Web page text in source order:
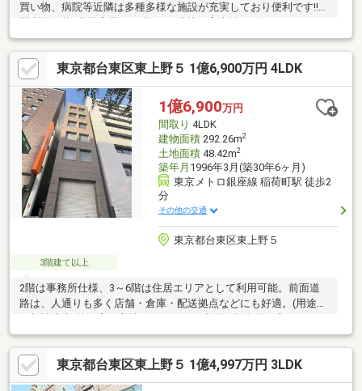
買い物、病院等近隣は多種多様な施設が充実しており便利です!!3
ームしたい方に♪（費用は買主様の負担になります。)◇◆◇チェ
ックポイント◇◆◇●稲荷町駅徒歩2分の駅近●上野駅徒歩7分の駅
近●前面道路の幅員が約8ｍ●バルコニー付●1Ｆに土間●収納付●勝
手口あり●居住用にも倉庫としてもセンチュリー２１加盟店の株
式会社クレール不動産です。不動産のご購入からお住み替えご売
却のご相談まで幅広くご対応させて頂きます！是非、お問い合わ
せください！
東京都台東区東上野５ 1億6,900万円 4LDK
1億6,900万円
間取り 4LDK
建物面積292.26m2
土地面積48.42m2
築年月 1996年3月(築30年6ヶ月)
東京メトロ銀座線 稲荷町駅 徒歩2
分
その他の交通
東京都台東区東上野５
3階建て以上
2階は事務所仕様、3～6階は住居エリアとして利用可能。前面道
路は、人通りも多く店舗・倉庫・配送拠点などにも好適。(用途は
めのハイブリッドビルです！借地権付きのため、所有権物件と比
べて価格も抑えめ◎※民泊は禁止
東京都台東区東上野５ 1億4,997万円 3LDK